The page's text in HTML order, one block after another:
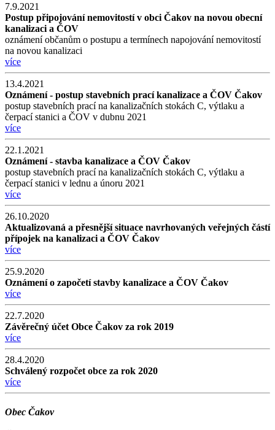
7.9.2021
Postup připojování nemovitostí v obci Čakov na novou obecní
kanalizaci a ČOV
oznámení občanům o postupu a termínech napojování nemovitostí
na novou kanalizaci
více
13.4.2021
Oznámení - postup stavebních prací kanalizace a ČOV Čakov
postup stavebních prací na kanalizačních stokách C, výtlaku a
čerpací stanici a ČOV v dubnu 2021
více
22.1.2021
Oznámení - stavba kanalizace a ČOV Čakov
postup stavebních prací na kanalizačních stokách C, výtlaku a
čerpací stanici v lednu a únoru 2021
více
26.10.2020
Aktualizovaná a přesnější situace navrhovaných veřejných částí
přípojek na kanalizaci a ČOV Čakov
více
25.9.2020
Oznámení o započetí stavby kanalizace a ČOV Čakov
více
22.7.2020
Závěrečný účet Obce Čakov za rok 2019
více
28.4.2020
Schválený rozpočet obce za rok 2020
více
Obec Čakov